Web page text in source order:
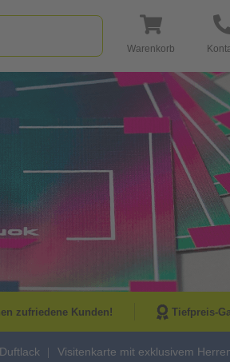
Warenkorb
zufriedene Kunden! Tiefpreis-
Visitenkarte mit exklusivem